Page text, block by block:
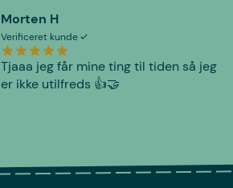
Morten H
Verificeret kunde
Tjaaa jeg får mine ting til tiden så jeg
er ikke utilfreds 👍🤝